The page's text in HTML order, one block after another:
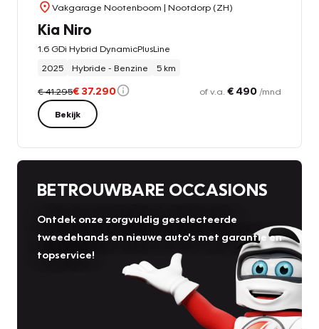
Vakgarage Nootenboom | Nootdorp (ZH)
Kia Niro
1.6 GDi Hybrid DynamicPlusLine
2025
Hybride - Benzine 5 km
€ 41.295€ 37.290 of v.a. € 490 /mnd
Bekijk
BETROUWBARE OCCASIONS
Ontdek onze zorgvuldig geselecteerde
tweedehands en nieuwe auto's met garantie en
topservice!